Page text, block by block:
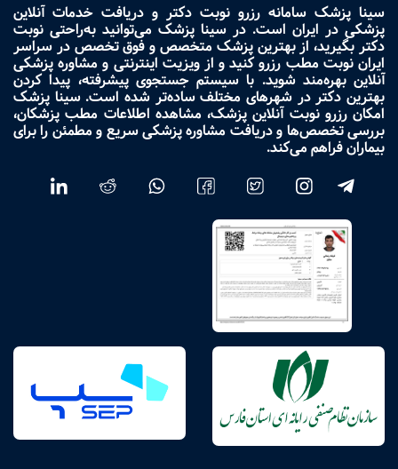
سینا پزشک سامانه رزرو نوبت دکتر و دریافت خدمات آنلاین
پزشکی در ایران است. در سینا پزشک می‌توانید به‌راحتی نوبت
دکتر بگیرید، از بهترین پزشک متخصص و فوق تخصص در سراسر
ایران نوبت مطب رزرو کنید و از ویزیت اینترنتی و مشاوره پزشکی
آنلاین بهره‌مند شوید. با سیستم جستجوی پیشرفته، پیدا کردن
بهترین دکتر در شهرهای مختلف ساده‌تر شده است. سینا پزشک
امکان رزرو نوبت آنلاین پزشک، مشاهده اطلاعات مطب پزشکان،
بررسی تخصص‌ها و دریافت مشاوره پزشکی سریع و مطمئن را برای
بیماران فراهم می‌کند.